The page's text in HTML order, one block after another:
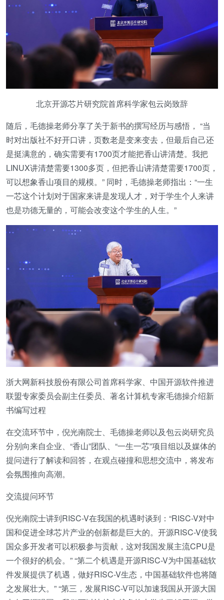
北京开源芯片研究院首席科学家包云岗致辞
随后，毛德操老师分享了关于新书的撰写经历与感悟， “当
时对出版社不好开口讲，页数老是变来变去，但最后自己还
是挺满意的，确实需要有1700页才能把香山讲清楚。我把
LINUX讲清楚需要1300多页，但把香山讲清楚需要1700页，
可以想象香山项目的规模。” 同时，毛德操老师指出：“一生
一芯这个计划对于国家来讲是发现人才，对于学生个人来讲
也是功德无量的，可能会改变这个学生的人生。”
浙大网新科技股份有限公司首席科学家、中国开源软件推进
联盟专家委员会副主任委员、著名计算机专家毛德操介绍新
书编写过程
在交流环节中，倪光南院士、毛德操老师以及包云岗研究员
分别向来自企业、“香山”团队、“一生一芯”项目组以及媒体的
提问进行了解读和回答，在观点碰撞和思想交流中，将发布
会氛围推向高潮。
交流提问环节
倪光南院士讲到RISC-V在我国的机遇时谈到：“RISC-V对中
国和促进全球芯片产业的创新都是巨大的。开源RISC-V使我
国众多开发者可以积极参与贡献，这对我国发展主流CPU是
一个很好的机会。” “第二个机遇是开源RISC-V为中国基础软
件发展提供了机遇，做好RISC-V生态，中国基础软件也将随
之发展壮大。” “第三，发展RISC-V可以加速我国从开源大国